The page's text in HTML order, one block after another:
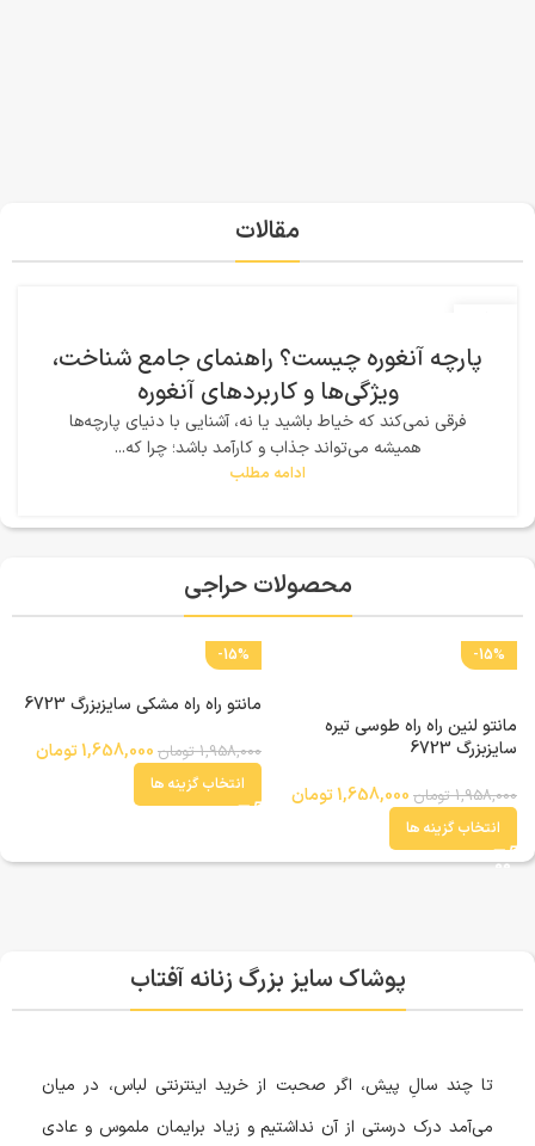
مقالات
پارچه آنغوره چیست؟ راهنمای جامع شناخت،
ویژگی‌ها و کاربردهای آنغوره
فرقی نمی‌کند که خیاط باشید یا نه، آشنایی با دنیای پارچه‌ها
همیشه می‌تواند جذاب و کارآمد باشد؛ چرا که...
ادامه مطلب
محصولات حراجی
-15%
مانتو لنین راه راه طوسی تیره
سایزبزرگ 6723
1,958,000 تومان 1,658,000تومان
انتخاب گزینه ها
-15%
مانتو راه راه مشکی سایزبزرگ 6723
1,958,000 تومان 1,658,000تومان
انتخاب گزینه ها
پوشاک سایز بزرگ زنانه آفتاب
تا چند سالِ پیش، اگر صحبت از خرید اینترنتی لباس، در میان
می‌آمد درک درستی از آن نداشتیم و زیاد برایمان ملموس و عادی